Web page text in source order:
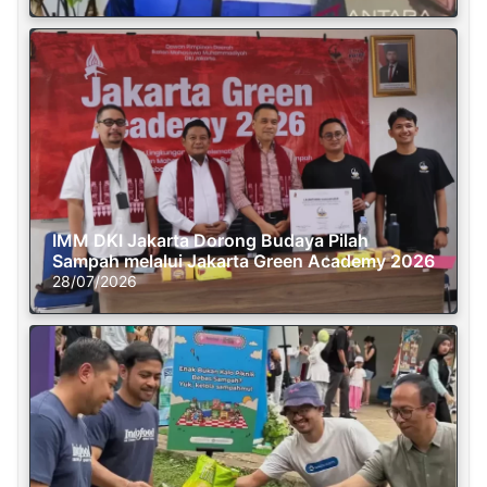
IMM DKI Jakarta Dorong Budaya Pilah
Sampah melalui Jakarta Green Academy 2026
28/07/2026